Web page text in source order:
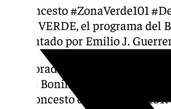
#Baloncesto #ZonaVerde101
ZONA VERDE, el programa
Presentado por Emilio J.
Colaboradores: Anicert
Carlos Bonilla y Pedro Ramírez
El Baloncesto de Málaga en